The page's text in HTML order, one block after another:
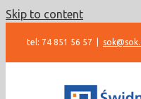
Skip to content
tel: 74 851 56 57